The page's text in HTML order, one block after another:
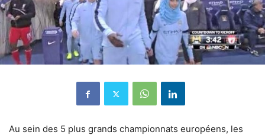
Au sein des 5 plus grands championnats européens, les